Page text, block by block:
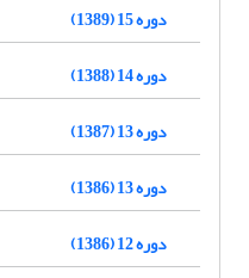
دوره 15 (1389)
دوره 14 (1388)
دوره 13 (1387)
دوره 13 (1386)
دوره 12 (1386)